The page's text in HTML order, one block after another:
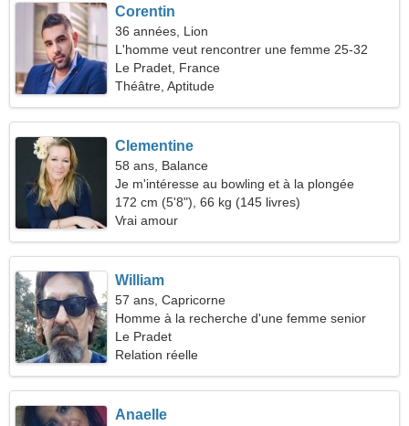
Corentin
36 années, Lion
L'homme veut rencontrer une femme 25-32
Le Pradet, France
Théâtre, Aptitude
Clementine
58 ans, Balance
Je m'intéresse au bowling et à la plongée
172 cm (5'8"), 66 kg (145 livres)
Vrai amour
William
57 ans, Capricorne
Homme à la recherche d'une femme senior
Le Pradet
Relation réelle
Anaelle